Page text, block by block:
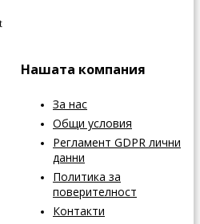
Нашата компания
За нас
Общи условия
Регламент GDPR лични
данни
Политика за
поверителност
Контакти